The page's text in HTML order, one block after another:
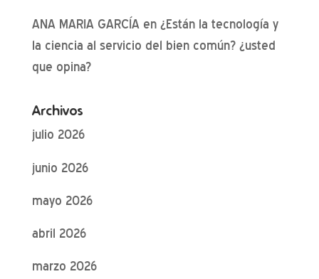
ANA MARIA GARCÍAen ¿Están la tecnología y
la ciencia al servicio del bien común? ¿usted
que opina?
Archivos
julio 2026
junio 2026
mayo 2026
abril 2026
marzo 2026